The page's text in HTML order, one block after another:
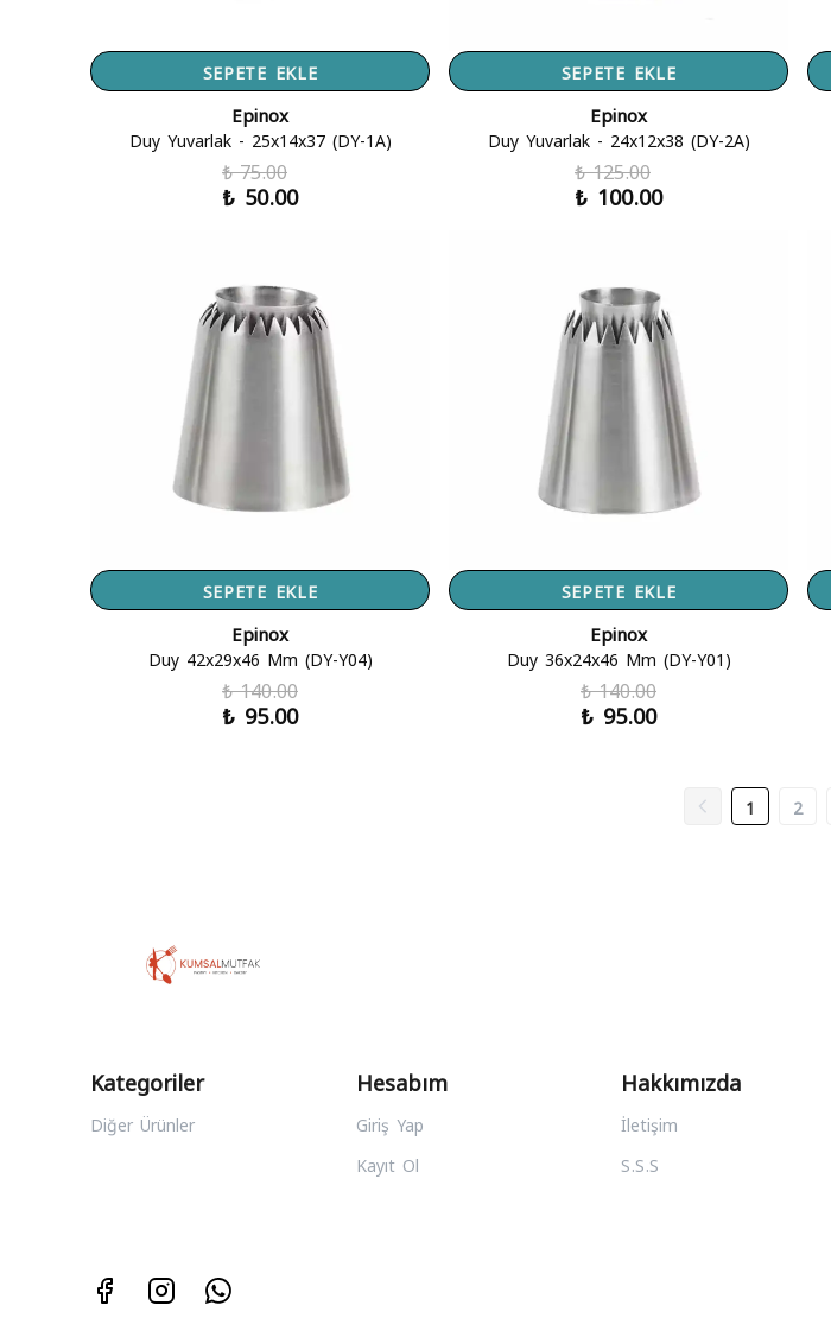
SEPETE EKLE
Epinox
Duy Yuvarlak - 25x14x37 (DY-1A)
₺ 75.00
₺ 50.00
SEPETE EKLE
Epinox
Duy Yuvarlak - 24x12x38 (DY-2A)
₺ 125.00
₺ 100.00
SEPETE EKLE
Epinox
Duy 42x29x46 Mm (DY-Y04)
₺ 140.00
₺ 95.00
SEPETE EKLE
Epinox
Duy 36x24x46 Mm (DY-Y01)
₺ 140.00
₺ 95.00
1 2
Kategoriler
Diğer Ürünler
Hesabım
Giriş Yap
Kayıt Ol
Hakkımızda
İletişim
S.S.S